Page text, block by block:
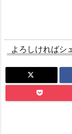
よろしければシ